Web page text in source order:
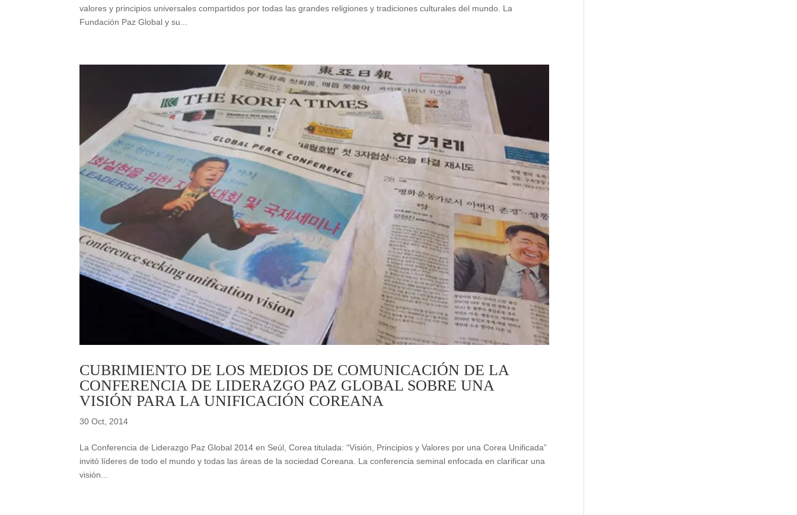
valores y principios universales compartidos por todas las grandes religiones y tradiciones culturales del mundo. La
Fundación Paz Global y su...
CUBRIMIENTO DE LOS MEDIOS DE COMUNICACIÓN DE LA
CONFERENCIA DE LIDERAZGO PAZ GLOBAL SOBRE UNA
VISIÓN PARA LA UNIFICACIÓN COREANA
30 Oct, 2014
La Conferencia de Liderazgo Paz Global 2014 en Seúl, Corea titulada: “Visión, Principios y Valores por una Corea Unificada”
invitó líderes de todo el mundo y todas las áreas de la sociedad Coreana. La conferencia seminal enfocada en clarificar una
visión...